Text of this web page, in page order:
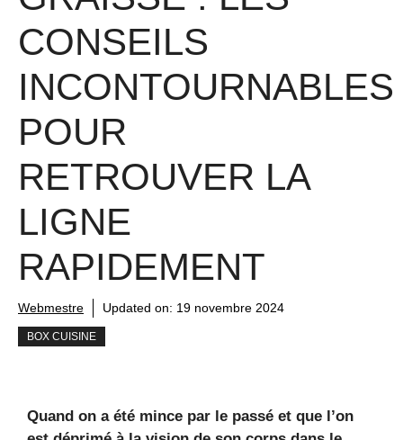
CONSEILS
INCONTOURNABLES
POUR
RETROUVER LA
LIGNE
RAPIDEMENT
Webmestre Updated on: 19 novembre 2024
BOX CUISINE
Quand on a été mince par le passé et que l’on